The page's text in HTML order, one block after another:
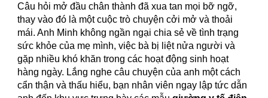
Câu hỏi mở đầu chân thành đã xua tan mọi bỡ ngỡ,
thay vào đó là một cuộc trò chuyện cởi mở và thoải
mái. Anh Minh không ngần ngại chia sẻ về tình trạng
sức khỏe của mẹ mình, việc bà bị liệt nửa người và
gặp nhiều khó khăn trong các hoạt động sinh hoạt
hàng ngày. Lắng nghe câu chuyện của anh một cách
cẩn thận và thấu hiểu, bạn nhân viên ngay lập tức dẫn